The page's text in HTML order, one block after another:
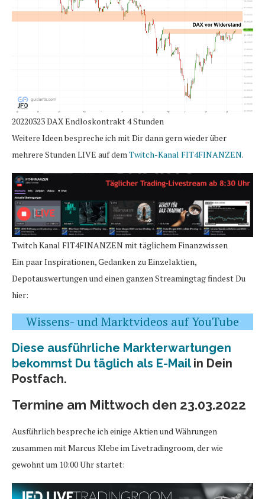
20220323 DAX Endloskontrakt 4 Stunden
Weitere Ideen bespreche ich mit Dir dann gern wieder über
mehrere Stunden LIVE auf demTwitch-Kanal FIT4FINANZEN.
Twitch Kanal FIT4FINANZEN mit täglichem Finanzwissen
Ein paar Inspirationen, Gedanken zu Einzelaktien,
Depotauswertungen und einen ganzen Streamingtag findest Du
hier:
Wissens- und Marktvideos auf YouTube
Diese ausführliche Markterwartungen
bekommst Du täglich als E-Mailin Dein
Postfach.
Termine am Mittwoch den 23.03.2022
Ausführlich bespreche ich einige Aktien und Währungen
zusammen mit Marcus Klebe im Livetradingroom, der wie
gewohnt um 10:00 Uhr startet: